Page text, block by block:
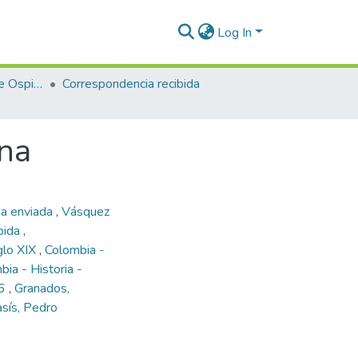
Log In
Enriqueta Vásquez de Ospina
Correspondencia recibida
enviada , Vásquez
,
XIX, Colombia -
- Historia -
, Granados,
Pedro